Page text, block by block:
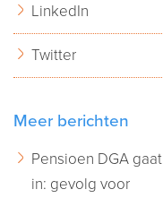
LinkedIn
Twitter
Meer berichten
Pensioen DGA gaat
in: gevolg voor